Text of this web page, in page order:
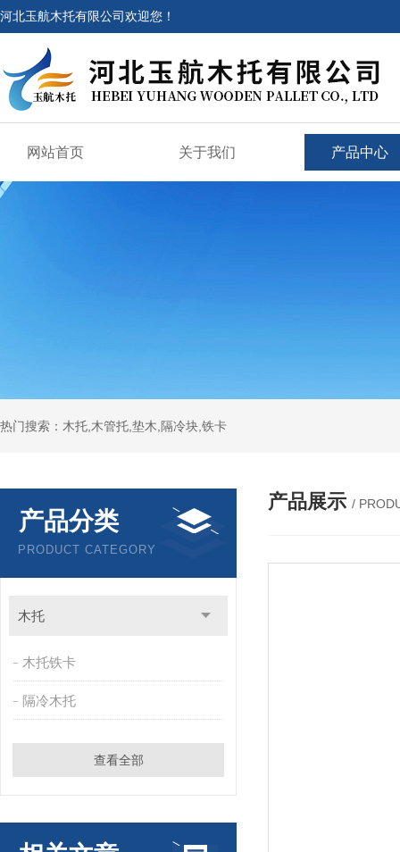
河北玉航木托有限公司欢迎您！
网站首页 关于我们 产品中心
热门搜索：木托,木管托,垫木,隔冷块,铁卡
产品分类
PRODUCT CATEGORY
木托
木托铁卡
隔冷木托
查看全部
产品展示 /